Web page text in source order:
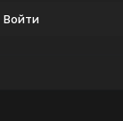
Войти